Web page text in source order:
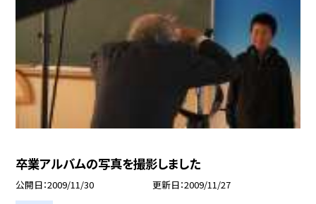
卒業アルバムの写真を撮影しました
公開日 2009/11/30 更新日 2009/11/27